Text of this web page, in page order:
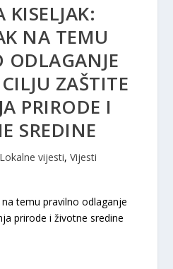
KISELJAK:
NA TEMU
ODLAGANJE
ZAŠTITE
PRIRODE I
SREDINE
Lokalne vijesti, Vijesti